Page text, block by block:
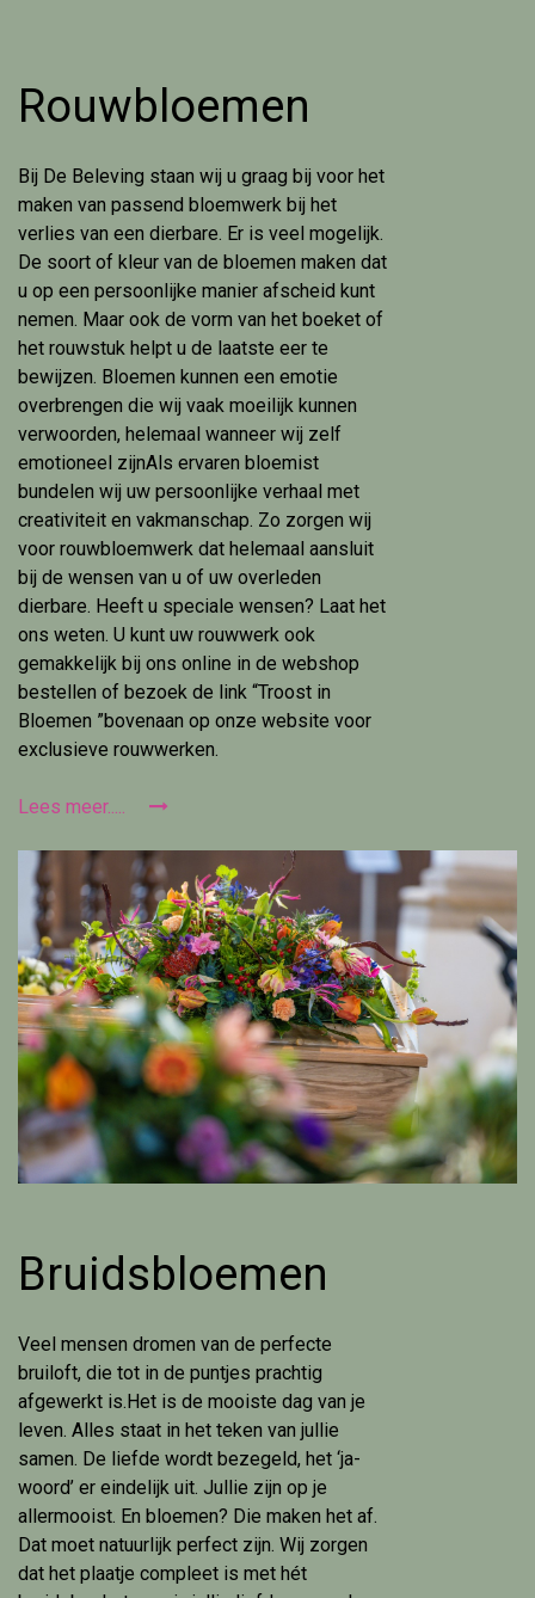
Rouwbloemen
Bij De Beleving staan wij u graag bij voor het
maken van passend bloemwerk bij het
verlies van een dierbare. Er is veel mogelijk.
De soort of kleur van de bloemen maken dat
u op een persoonlijke manier afscheid kunt
nemen. Maar ook de vorm van het boeket of
het rouwstuk helpt u de laatste eer te
bewijzen. Bloemen kunnen een emotie
overbrengen die wij vaak moeilijk kunnen
verwoorden, helemaal wanneer wij zelf
emotioneel zijnAls ervaren bloemist
bundelen wij uw persoonlijke verhaal met
creativiteit en vakmanschap. Zo zorgen wij
voor rouwbloemwerk dat helemaal aansluit
bij de wensen van u of uw overleden
dierbare. Heeft u speciale wensen? Laat het
ons weten. U kunt uw rouwwerk ook
gemakkelijk bij ons online in de webshop
bestellen of bezoek de link “Troost in
Bloemen ”bovenaan op onze website voor
exclusieve rouwwerken.
Lees meer.....
Bruidsbloemen
Veel mensen dromen van de perfecte
bruiloft, die tot in de puntjes prachtig
afgewerkt is.Het is de mooiste dag van je
leven. Alles staat in het teken van jullie
samen. De liefde wordt bezegeld, het ‘ja-
woord’ er eindelijk uit. Jullie zijn op je
allermooist. En bloemen? Die maken het af.
Dat moet natuurlijk perfect zijn. Wij zorgen
dat het plaatje compleet is met hét